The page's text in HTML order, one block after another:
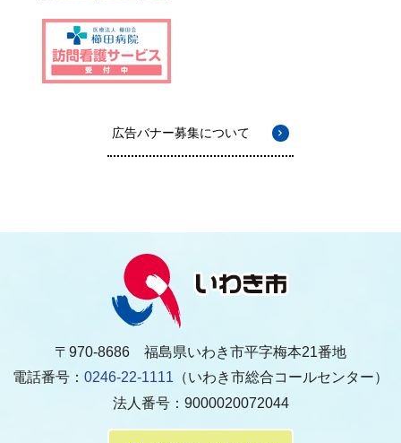
広告バナー募集について
〒970-8686 福島県いわき市平字梅本21番地
電話番号： 0246-22-1111 （いわき市総合コールセンター）
法人番号：9000020072044